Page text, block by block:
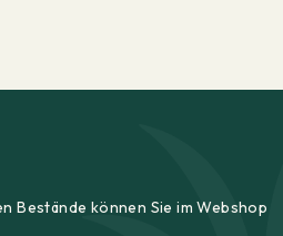
Bestände können Sie im Webshop